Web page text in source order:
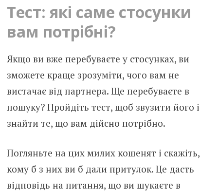
Тест: які саме стосунки
вам потрібні?
Якщо ви вже перебуваєте у стосунках, ви
зможете краще зрозуміти, чого вам не
вистачає від партнера. Ще перебуваєте в
пошуку? Пройдіть тест, щоб звузити його і
знайти те, що вам дійсно потрібно.
Погляньте на цих милих кошенят і скажіть,
кому б з них ви б дали притулок. Це дасть
відповідь на питання, що ви шукаєте в